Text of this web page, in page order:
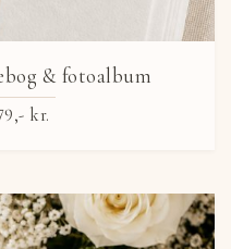
& fotoalbum
kr.